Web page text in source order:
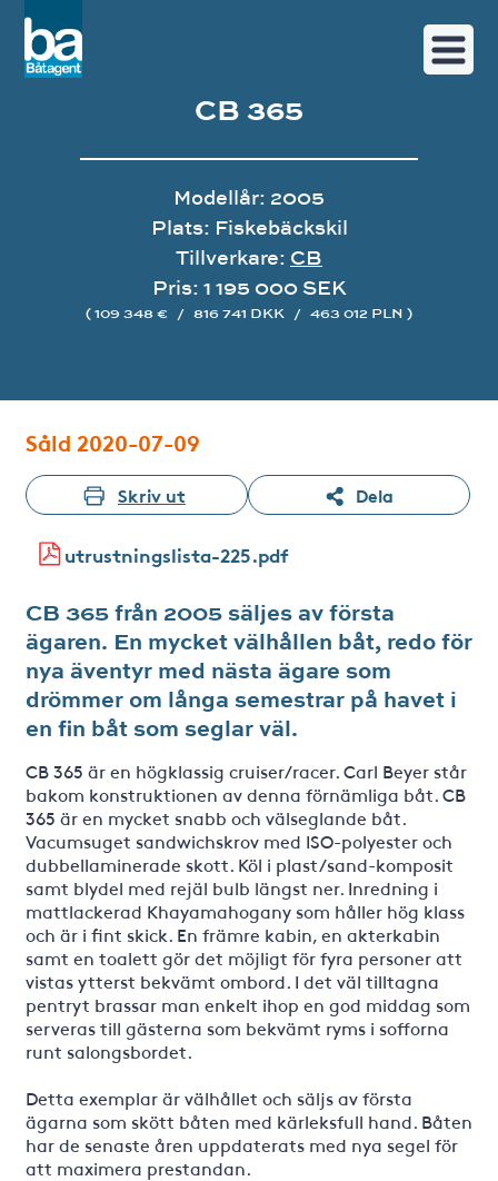
CB 365
Modellår: 2005
Plats: Fiskebäckskil
Tillverkare: CB
Pris: 1 195 000 SEK
( 109 348 € / 816 741 DKK / 463 012 PLN )
Såld 2020-07-09
Skriv ut Dela
utrustningslista-225.pdf
CB 365 från 2005 säljes av första
ägaren. En mycket välhållen båt, redo för
nya äventyr med nästa ägare som
drömmer om långa semestrar på havet i
en fin båt som seglar väl.
CB 365 är en högklassig cruiser/racer. Carl Beyer står
bakom konstruktionen av denna förnämliga båt. CB
365 är en mycket snabb och välseglande båt.
Vacumsuget sandwichskrov med ISO-polyester och
dubbellaminerade skott. Köl i plast/sand-komposit
samt blydel med rejäl bulb längst ner. Inredning i
mattlackerad Khayamahogany som håller hög klass
och är i fint skick. En främre kabin, en akterkabin
samt en toalett gör det möjligt för fyra personer att
vistas ytterst bekvämt ombord. I det väl tilltagna
pentryt brassar man enkelt ihop en god middag som
serveras till gästerna som bekvämt ryms i sofforna
runt salongsbordet.
Detta exemplar är välhållet och säljs av första
ägarna som skött båten med kärleksfull hand. Båten
har de senaste åren uppdaterats med nya segel för
att maximera prestandan.